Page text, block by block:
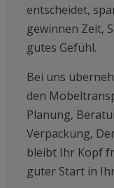
entscheidet,
gewinnen Zeit,
gutes Gefühl.
Bei uns
den
Planung,
Verpackung,
bleibt Ihr Kopf
guter Start in